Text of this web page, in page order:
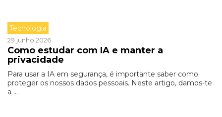
Tecnologia
29 junho 2026
Como estudar com IA e manter a
privacidade
Para usar a IA em segurança, é importante saber como
proteger os nossos dados pessoais. Neste artigo, damos-te
a ...